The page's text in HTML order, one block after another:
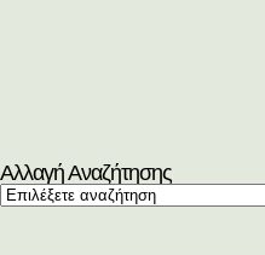
Αλλαγή Αναζήτησης